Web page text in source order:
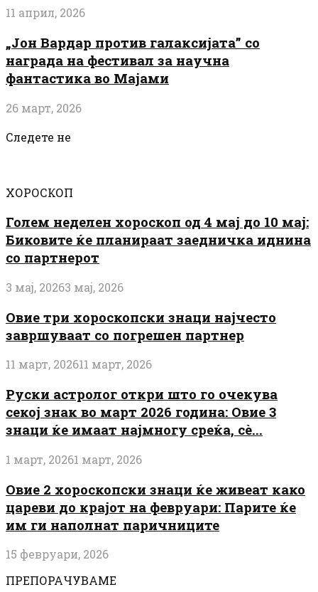
11 април, 2026
„Јон Вардар против галаксијата” со
награда на фестивал за научна
фантастика во Мајами
26 март, 2026
Следете не
ХОРОСКОП
Голем неделен хороскоп од 4 мај до 10 мај:
Биковите ќе планираат заедничка иднина
со партнерот
3 мај, 20263 мај, 2026
Овие три хороскопски знаци најчесто
завршуваат со погрешен партнер
11 март, 202611 март, 2026
Руски астролог откри што го очекува
секој знак во март 2026 година: Овие 3
знаци ќе имаат најмногу среќа, сè...
1 март, 20261 март, 2026
Овие 2 хороскопски знаци ќе живеат како
цареви до крајот на февруари: Парите ќе
им ги наполнат паричниците
15 февруари, 2026
ПРЕПОРАЧУВАМЕ